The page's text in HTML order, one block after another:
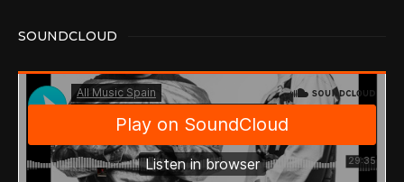
SOUNDCLOUD